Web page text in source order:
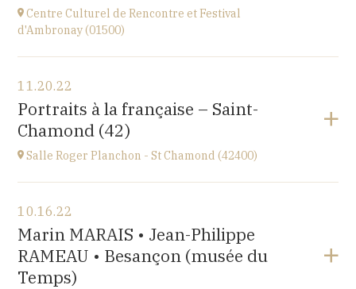
Go to site
Centre Culturel de Rencontre et Festival
d'Ambronay (01500)
Place de l'Abbaye
at10H
11.20.22
Portraits à la française – Saint-
Chamond (42)
Salle Roger Planchon - St Chamond (42400)
Salle Roger Planchon
54 Boulevard Waldeck Rousseau 42400 St Chamond
at17H
10.16.22
Marin MARAIS • Jean-Philippe
RAMEAU • Besançon (musée du
Temps)